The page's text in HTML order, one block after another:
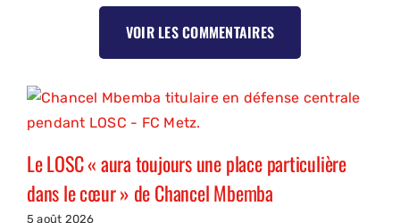
VOIR LES COMMENTAIRES
Le LOSC « aura toujours une place particulière
dans le cœur » de Chancel Mbemba
5 août 2026